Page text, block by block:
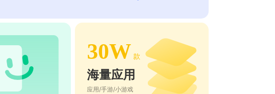
30W 款
海量应用
应用/手游/小游戏